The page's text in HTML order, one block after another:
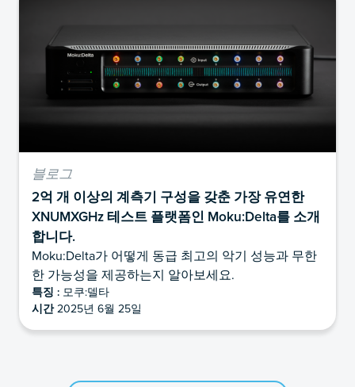
블로그
2억 개 이상의 계측기 구성을 갖춘 가장 유연한
XNUMXGHz 테스트 플랫폼인 Moku:Delta를 소개
합니다.
Moku:Delta가 어떻게 동급 최고의 악기 성능과 무한
한 가능성을 제공하는지 알아보세요.
특징 : 모쿠:델타
시간2025년 6월 25일